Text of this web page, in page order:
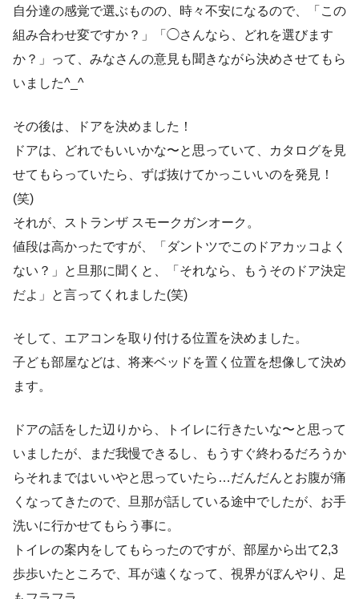
自分達の感覚で選ぶものの、時々不安になるので、「この
組み合わせ変ですか？」「◯さんなら、どれを選びます
か？」って、みなさんの意見も聞きながら決めさせてもら
いました^_^
その後は、ドアを決めました！
ドアは、どれでもいいかな〜と思っていて、カタログを見
せてもらっていたら、ずば抜けてかっこいいのを発見！
(笑)
それが、ストランザ スモークガンオーク。
値段は高かったですが、「ダントツでこのドアカッコよく
ない？」と旦那に聞くと、「それなら、もうそのドア決定
だよ」と言ってくれました(笑)
そして、エアコンを取り付ける位置を決めました。
子ども部屋などは、将来ベッドを置く位置を想像して決め
ます。
ドアの話をした辺りから、トイレに行きたいな〜と思って
いましたが、まだ我慢できるし、もうすぐ終わるだろうか
らそれまではいいやと思っていたら…だんだんとお腹が痛
くなってきたので、旦那が話している途中でしたが、お手
洗いに行かせてもらう事に。
トイレの案内をしてもらったのですが、部屋から出て2,3
歩歩いたところで、耳が遠くなって、視界がぼんやり、足